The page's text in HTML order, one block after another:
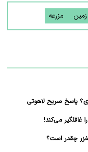
زمین مزرعه
پاسخ صریح لاهوتی
خزر چقدر است؟